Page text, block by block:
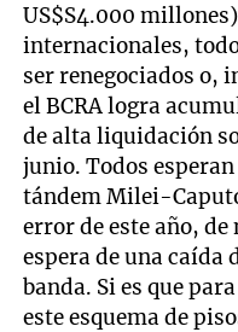
US$S4.000
internacionales,
ser renegociados o,
el BCRA logra
de alta liquidación
junio. Todos
tándem Milei-
error de este año,
espera de una caída
banda. Si es que
este esquema de